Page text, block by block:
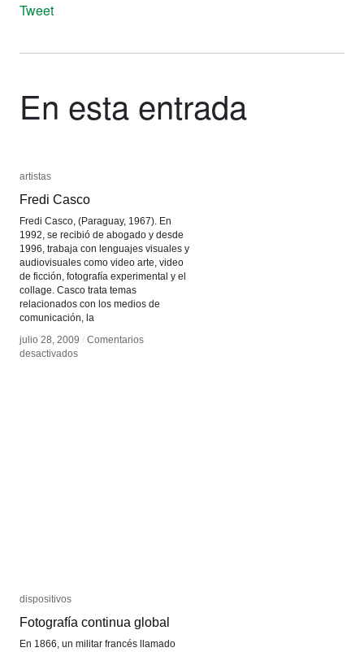
Tweet
En esta entrada
artistas
Fredi Casco
Fredi Casco, (Paraguay, 1967). En
1992, se recibió de abogado y desde
1996, trabaja con lenguajes visuales y
audiovisuales como video arte, video
de ficción, fotografía experimental y el
collage. Casco trata temas
relacionados con los medios de
comunicación, la
julio 28, 2009 / Comentarios
desactivadosen
artistas
Fredi Casco
julio 28, 2009 / Comentarios
desactivadosen
dispositivos
Fotografía continua global
En 1866, un militar francés llamado
dispositivos
Fotografía continua global